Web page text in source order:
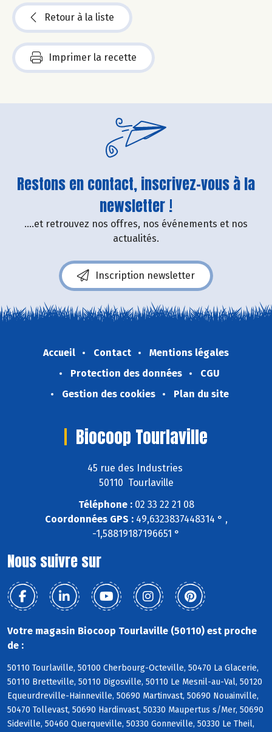
Retour à la liste
Imprimer la recette
Restons en contact, inscrivez-vous à la
newsletter !
....et retrouvez nos offres, nos événements et nos
actualités.
Inscription newsletter
Accueil Contact
Mentions légales
Protection des données
CGU
Gestion des cookies
Plan du site
Biocoop Tourlaville
45 rue des Industries
50110 Tourlaville
Téléphone :02 33 22 21 08
Coordonnées GPS :49,6323837448314 ° ,
-1,58819187196651 °
Nous suivre sur
Votre magasin Biocoop Tourlaville (50110) est proche
de :
50110 Tourlaville, 50100 Cherbourg-Octeville, 50470 La Glacerie,
50110 Bretteville, 50110 Digosville, 50110 Le Mesnil-au-Val, 50120
Equeurdreville-Hainneville, 50690 Martinvast, 50690 Nouainville,
50470 Tollevast, 50690 Hardinvast, 50330 Maupertus s/Mer, 50690
Sideville, 50460 Querqueville, 50330 Gonneville, 50330 Le Theil,